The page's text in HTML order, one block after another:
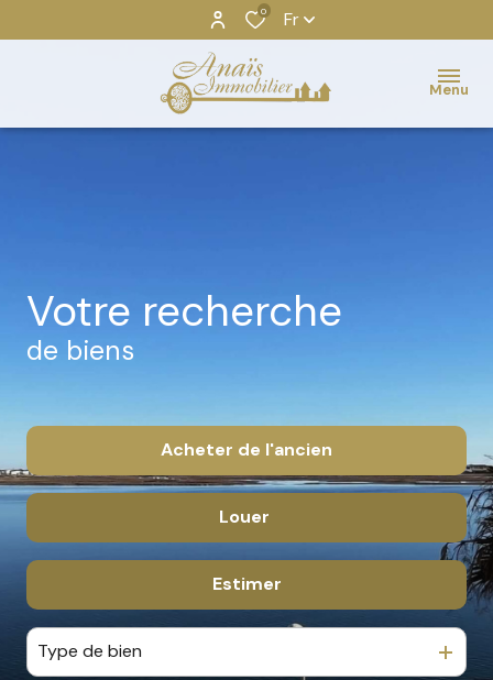
0 Fr
Menu
votre recherche
de biens
Acheter de l'ancien
Louer
De l'immo pro
Estimer
Type de bien